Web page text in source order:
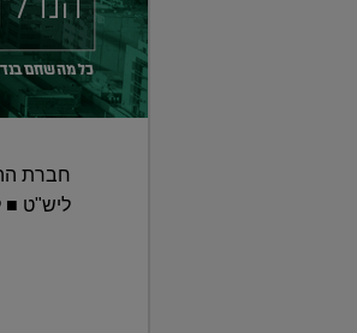
ליש"ט ■ לחברה יש 55 בתי מלון בבריטניה ו-38 בתי מלון בגרמניה ושווי הנכסים שלה מוערך ב-2.9 מיליארד יורו